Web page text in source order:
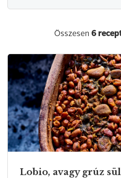
Összesen 6
Lobio, avagy grúz